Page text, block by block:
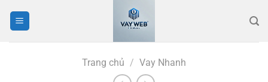
Trang chủ / Vay Nhanh